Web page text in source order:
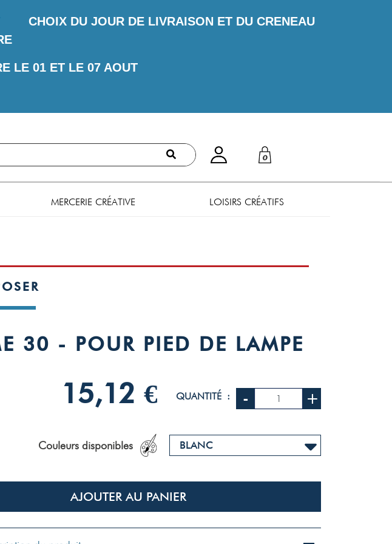
CHOIX DU JOUR DE LIVRAISON ET DU CRENEAU
LE 01 ET LE 07 AOUT
0
MERCERIE CRÉATIVE LOISIRS CRÉATIFS
30 - POUR PIED DE LAMPE
15,12 € QUANTITÉ : - +
Couleurs disponibles
AJOUTER AU PANIER